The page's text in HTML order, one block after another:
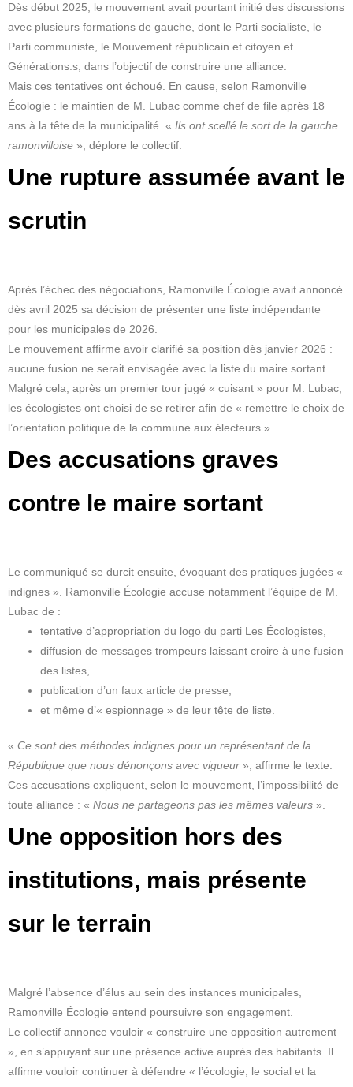
Dès début 2025, le mouvement avait pourtant initié des discussions
avec plusieurs formations de gauche, dont le Parti socialiste, le
Parti communiste, le Mouvement républicain et citoyen et
Générations.s, dans l’objectif de construire une alliance.
Mais ces tentatives ont échoué. En cause, selon Ramonville
Écologie : le maintien de M. Lubac comme chef de file après 18
ans à la tête de la municipalité. « Ils ont scellé le sort de la gauche
ramonvilloise », déplore le collectif.
Une rupture assumée avant le
scrutin
Après l’échec des négociations, Ramonville Écologie avait annoncé
dès avril 2025 sa décision de présenter une liste indépendante
pour les municipales de 2026.
Le mouvement affirme avoir clarifié sa position dès janvier 2026 :
aucune fusion ne serait envisagée avec la liste du maire sortant.
Malgré cela, après un premier tour jugé « cuisant » pour M. Lubac,
les écologistes ont choisi de se retirer afin de « remettre le choix de
l’orientation politique de la commune aux électeurs ».
Des accusations graves
contre le maire sortant
Le communiqué se durcit ensuite, évoquant des pratiques jugées «
indignes ». Ramonville Écologie accuse notamment l’équipe de M.
Lubac de :
tentative d’appropriation du logo du parti Les Écologistes,
diffusion de messages trompeurs laissant croire à une fusion
des listes,
publication d’un faux article de presse,
et même d’« espionnage » de leur tête de liste.
« Ce sont des méthodes indignes pour un représentant de la
République que nous dénonçons avec vigueur », affirme le texte.
Ces accusations expliquent, selon le mouvement, l’impossibilité de
toute alliance : « Nous ne partageons pas les mêmes valeurs ».
Une opposition hors des
institutions, mais présente
sur le terrain
Malgré l’absence d’élus au sein des instances municipales,
Ramonville Écologie entend poursuivre son engagement.
Le collectif annonce vouloir « construire une opposition autrement
», en s’appuyant sur une présence active auprès des habitants. Il
affirme vouloir continuer à défendre « l’écologie, le social et la